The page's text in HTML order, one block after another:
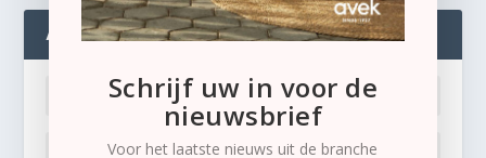
ADMIN
Schrijf uw in voor de
nieuwsbrief
Voor het laatste nieuws uit de branche